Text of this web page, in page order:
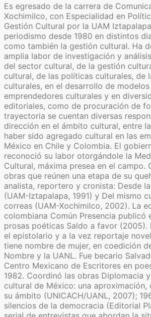
Es egresado de la carrera de
Xochimilco, con Especialidad en
Gestión Cultural por la UAM
periodismo desde 1980 en distintos
como también la gestión cultural. Ha
amplia labor de investigación y
del sector cultural, de la gestión
cultural, de las políticas culturales, de
culturales, en el desarrollo de
emprendedores culturales y en
editoriales, como de procuración de
trayectoria se cuentan diversas
dirección en el ámbito cultural, entre
haber sido agregado cultural en las
México en Chile y Colombia. El
reconoció su labor otorgándole la
Cultural, máxima presea en el campo.
obras que reúnen una etapa de su
analista, reportero y cronista: Desde
(UAM-Iztapalapa, 1991) y Del mismo
correas (UAM-Xochimilco, 2002). La
colombiana Común Presencia publicó
prosas poéticas Saldo a favor (2005).
el epistolario y a la vez reportaje
tiene nombre de mujer, en coedición
Nombre y la UANL. Fue becario
Centro Mexicano de Escritores en
1982. Coordinó las obras Diplomacia
cultural de México: una aproximación,
su ámbito (UNICACH/UANL, 2007);
silencios de la democracia (Editorial